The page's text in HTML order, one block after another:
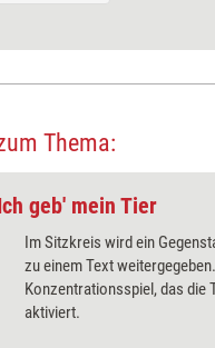
Thema:
geb' mein Tier
Im Sitzkreis wird ein
zu einem Text
Konzentrationsspiel, das die
aktiviert.